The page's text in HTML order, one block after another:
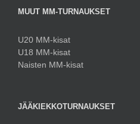
MUUT MM-TURNAUKSET
U20 MM-kisat
U18 MM-kisat
Naisten MM-kisat
JÄÄKIEKKOTURNAUKSET